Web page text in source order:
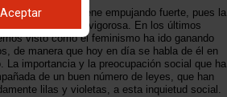
Aceptar8 de marzo viene empujando fuerte, pues la
ola feminista sigue vigorosa. En los últimos
visto cómo el feminismo ha ido ganando
de manera que hoy en día se habla de él en
La importancia y la preocupación social que ha
de un buen número de leyes, que han
lilas y violetas, a esta inquietud social.